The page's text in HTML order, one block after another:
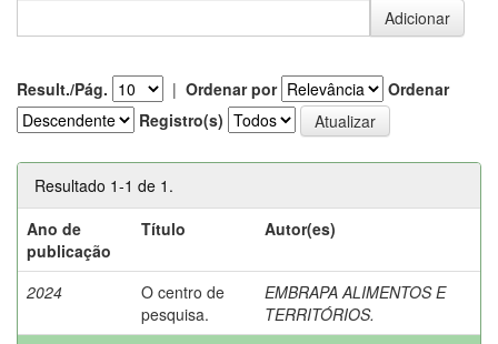
Result./Pág. | Ordenar por
Ordenar
Registro(s)
Resultado 1-1 de 1.
Ano de
publicação
Título Autor(es)
2024
O centro de
pesquisa.
EMBRAPA ALIMENTOS E
TERRITÓRIOS.